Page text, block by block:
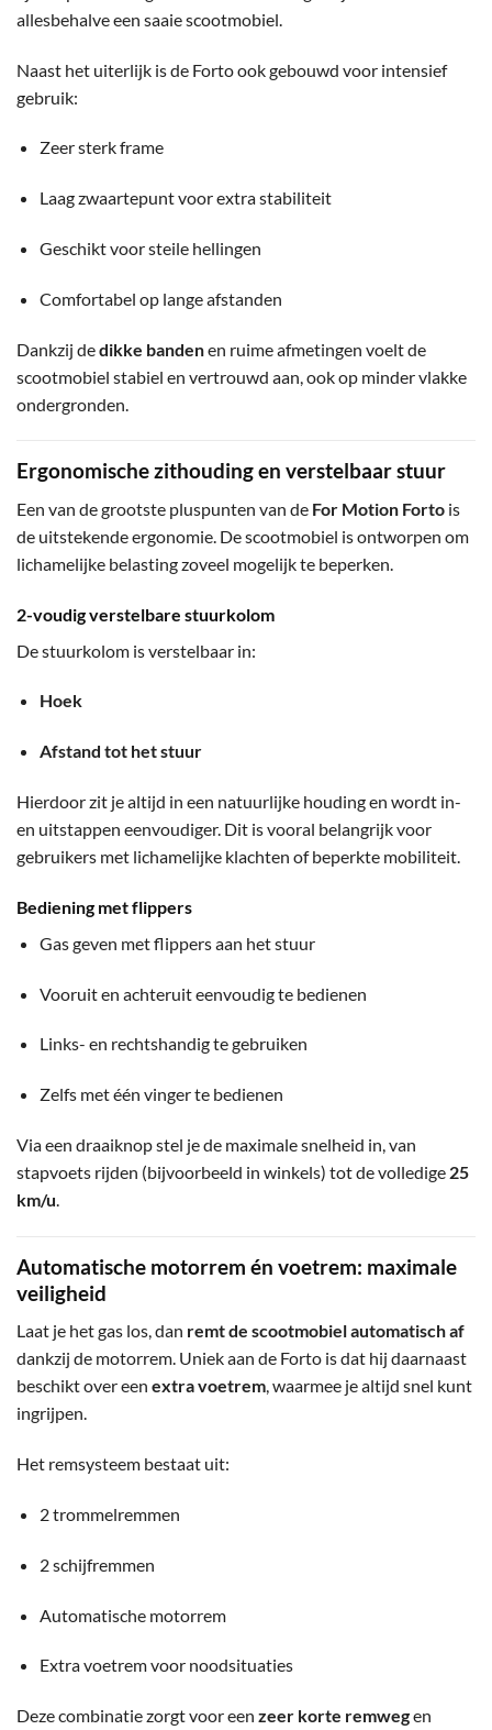
allesbehalve een saaie scootmobiel.
Naast het uiterlijk is de Forto ook gebouwd voor intensief
gebruik:
Zeer sterk frame
Laag zwaartepunt voor extra stabiliteit
Geschikt voor steile hellingen
Comfortabel op lange afstanden
Dankzij dedikke bandenen ruime afmetingen voelt de
scootmobiel stabiel en vertrouwd aan, ook op minder vlakke
ondergronden.
Ergonomische zithouding en verstelbaar stuur
Een van de grootste pluspunten van de For Motion Forto is
de uitstekende ergonomie. De scootmobiel is ontworpen om
lichamelijke belasting zoveel mogelijk te beperken.
2-voudig verstelbare stuurkolom
De stuurkolom is verstelbaar in:
Hoek
Afstand tot het stuur
Hierdoor zit je altijd in een natuurlijke houding en wordt in-
en uitstappen eenvoudiger. Dit is vooral belangrijk voor
gebruikers met lichamelijke klachten of beperkte mobiliteit.
Bediening met flippers
Gas geven met flippers aan het stuur
Vooruit en achteruit eenvoudig te bedienen
Links- en rechtshandig te gebruiken
Zelfs met één vinger te bedienen
Via een draaiknop stel je de maximale snelheid in, van
stapvoets rijden (bijvoorbeeld in winkels) tot de volledige 25
km/u.
Automatische motorrem én voetrem: maximale
veiligheid
Laat je het gas los, dan remt de scootmobiel automatisch af
dankzij de motorrem. Uniek aan de Forto is dat hij daarnaast
beschikt over een extra voetrem, waarmee je altijd snel kunt
ingrijpen.
Het remsysteem bestaat uit:
2 trommelremmen
2 schijfremmen
Automatische motorrem
Extra voetrem voor noodsituaties
Deze combinatie zorgt voor een zeer korte remwegen